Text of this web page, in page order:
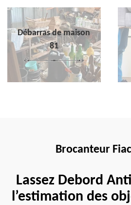
Débarras de maison
81
Brocanteur
Lassez Debord
l’estimation des